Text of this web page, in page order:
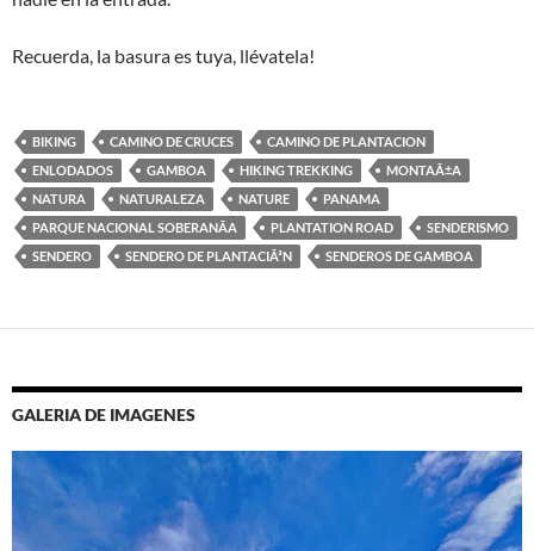
Recuerda, la basura es tuya, llévatela!
BIKING CAMINO DE CRUCES
CAMINO DE PLANTACION
ENLODADOS
GAMBOA HIKING TREKKING
MONTAÃ±A
NATURA
NATURALEZA NATURE
PANAMA
PARQUE NACIONAL SOBERANÃ­A
PLANTATION ROAD
SENDERISMO
SENDERO
SENDERO DE PLANTACIÃ³N SENDEROS DE GAMBOA
GALERIA DE IMAGENES